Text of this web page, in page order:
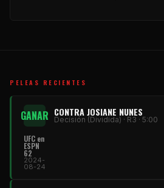
PELEAS RECIENTES
GANAR CONTRA JOSIANE NUNES
Decisión (Dividida) · R3 · 5:00
UFC en
ESPN
62
2024-
08-24